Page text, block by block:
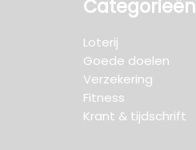
Categorieën
Loterij
Goede doelen
Verzekering
Fitness
Krant & tijdschrift